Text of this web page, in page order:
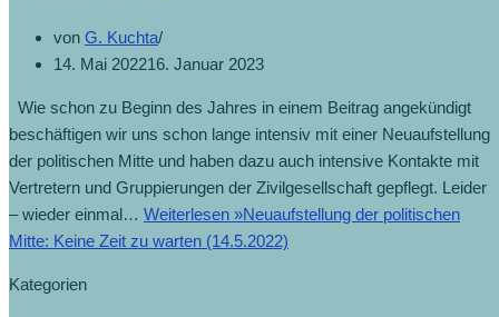
von G. Kuchta
14. Mai 202216. Januar 2023
Wie schon zu Beginn des Jahres in einem Beitrag angekündigt
beschäftigen wir uns schon lange intensiv mit einer Neuaufstellung
der politischen Mitte und haben dazu auch intensive Kontakte mit
Vertretern und Gruppierungen der Zivilgesellschaft gepflegt. Leider
– wieder einmal… Weiterlesen »Neuaufstellung der politischen
Mitte: Keine Zeit zu warten (14.5.2022)
Kategorien